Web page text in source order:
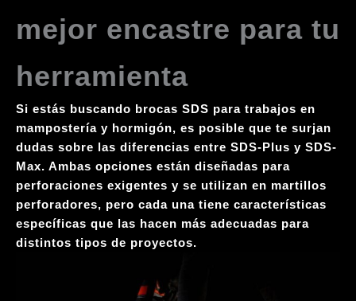
mejor encastre para tu
herramienta
Si estás buscando brocas SDS para trabajos en
mampostería y hormigón, es posible que te surjan
dudas sobre las diferencias entre SDS-Plus y SDS-
Max. Ambas opciones están diseñadas para
perforaciones exigentes y se utilizan en martillos
perforadores, pero cada una tiene características
específicas que las hacen más adecuadas para
distintos tipos de proyectos.